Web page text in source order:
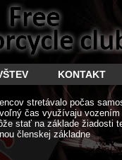
KONTAKT
stretávalo počas
čas využívaju vozením
stať na základe žiadosti
členskej základne